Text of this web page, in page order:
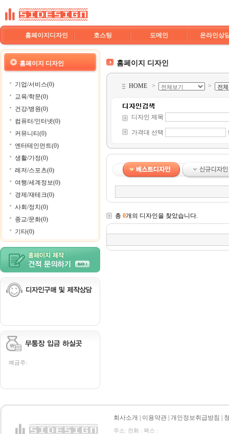
홈페이지디자인 호스팅 도메인 온라인상
홈페이지 디자인
기업/서비스(0)
교육/학문(0)
건강/병원(0)
컴퓨터/인터넷(0)
커뮤니티(0)
엔터테인먼트(0)
생활/가정(0)
레저/스포츠(0)
여행/세계정보(0)
경제/재테크(0)
사회/정치(0)
종교/문화(0)
기타(0)
예금주:
홈페이지 디자인
HOME > >
디자인 제목
가격대 선택
총 0개의 디자인을 찾았습니다.
회사소개 이용약관 개인정보취급방침
주소: 전화 : 팩스 :